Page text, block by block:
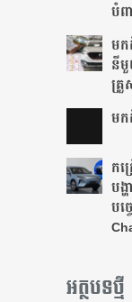
បំព
មក
នីមួ
គ្រួ
មក​
កក្
បង្
បច្
អត្ថបទថ្មី